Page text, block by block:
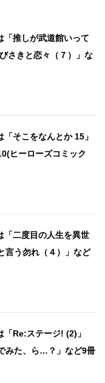
推しが武道館いって
さきと恋々（７）」な
そこをなんとか 15」
ヒーローズコミック
二度目の人生を異世
う勿れ（４）」など
Re:ステージ! (2)」
みた、ら…？」など9冊